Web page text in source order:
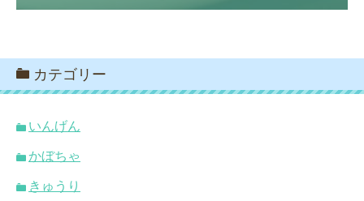
カテゴリー
いんげん
かぼちゃ
きゅうり